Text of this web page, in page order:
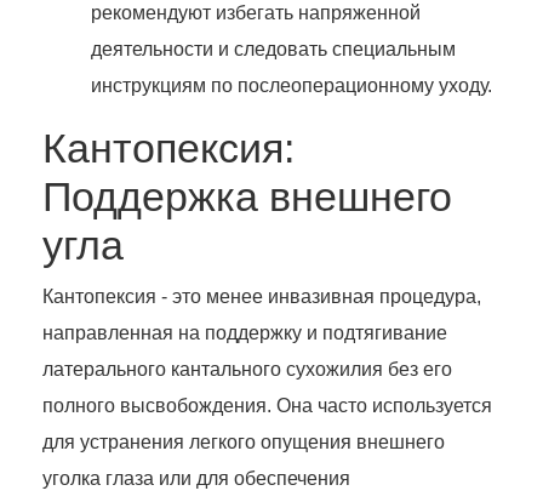
рекомендуют избегать напряженной
деятельности и следовать специальным
инструкциям по послеоперационному уходу.
Кантопексия:
Поддержка внешнего
угла
Кантопексия - это менее инвазивная процедура,
направленная на поддержку и подтягивание
латерального кантального сухожилия без его
полного высвобождения. Она часто используется
для устранения легкого опущения внешнего
уголка глаза или для обеспечения